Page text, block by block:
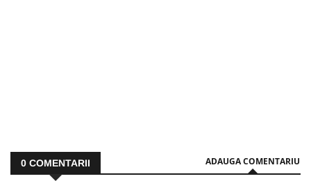
0 COMENTARII ADAUGA COMENTARIU